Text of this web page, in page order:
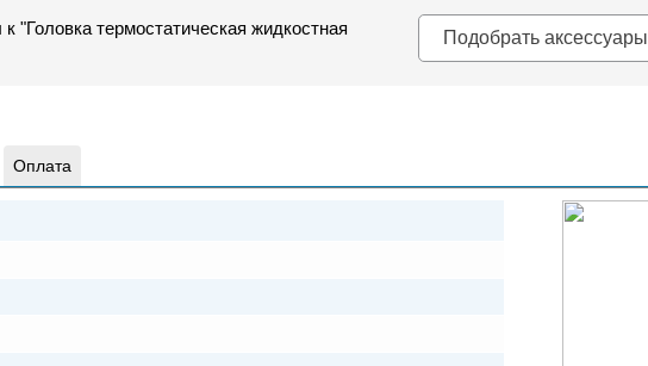
Подобрать аксессуары
"Головка термостатическая жидкостная
Оплата